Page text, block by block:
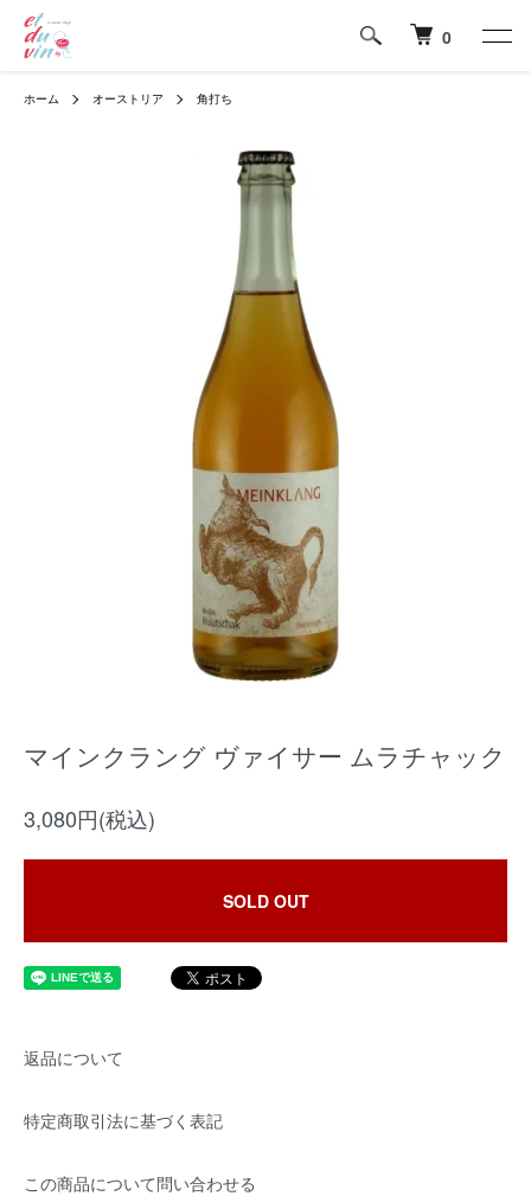
0
ホーム オーストリア 角打ち
マインクラング ヴァイサー ムラチャック
3,080円(税込)
SOLD OUT
返品について
特定商取引法に基づく表記
この商品について問い合わせる